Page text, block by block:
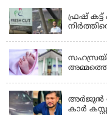
ഫ്രഷ് കട്ട്
അർജുൻ
കാർ